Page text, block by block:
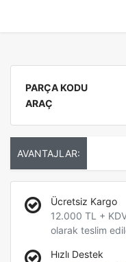
PARÇA KODU
ARAÇ
AVANTAJLAR:
Ücretsiz Kargo
12.000 TL +
olarak teslim
Hızlı Destek